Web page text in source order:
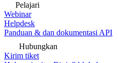
Pelajari
Webinar
Helpdesk
Panduan & dan dokumentasi API
Hubungkan
Kirim tiket